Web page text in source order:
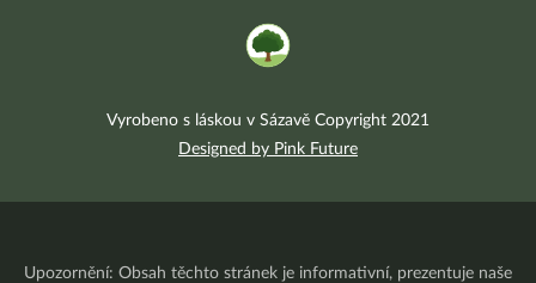
Vyrobeno s láskou v Sázavě Copyright 2021
Designed by Pink Future
Upozornění: Obsah těchto stránek je informativní, prezentuje naše